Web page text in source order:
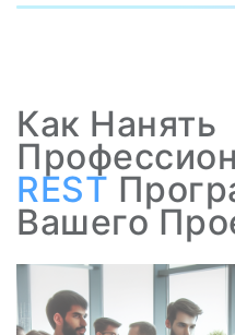
Как Нанять
REST
Вашего